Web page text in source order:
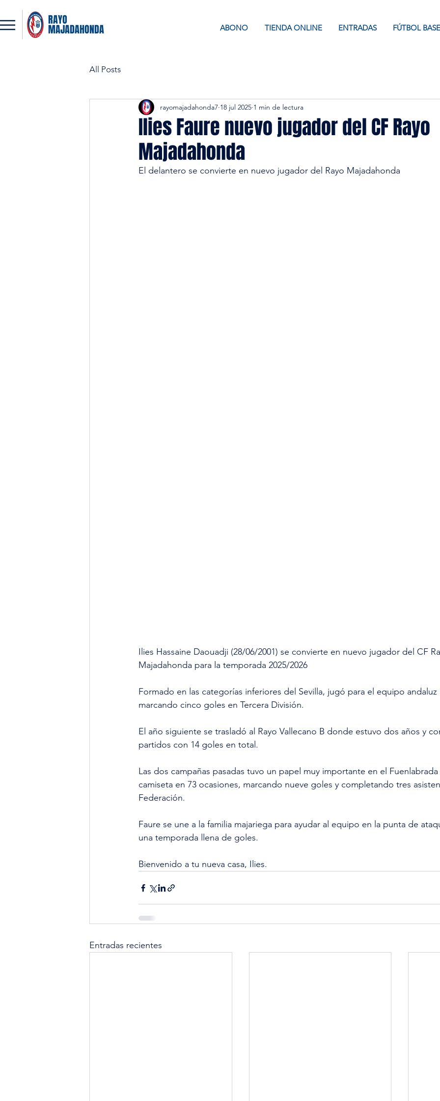
ABONO TIENDA ONLINE ENTRADAS FÚTBOL BASE
RAYO
MAJADAHONDA
All Posts
Ilies Faure nuevo jugador del CF Rayo
Majadahonda
rayomajadahonda7 18 jul 2025 1 min de lectura
El delantero se convierte en nuevo jugador del Rayo Majadahonda
Ilies Hassaine Daouadji (28/06/2001) se convierte en nuevo jugador del CF
Majadahonda para la temporada 2025/2026
Formado en las categorías inferiores del Sevilla, jugó para el equipo
marcando cinco goles en Tercera División.
El año siguiente se trasladó al Rayo Vallecano B donde estuvo dos años y
partidos con 14 goles en total.
Las dos campañas pasadas tuvo un papel muy importante en el
camiseta en 73 ocasiones, marcando nueve goles y completando tres
Federación.
Faure se une a la familia majariega para ayudar al equipo en la punta de
una temporada llena de goles.
Bienvenido a tu nueva casa, Ilies.
Entradas recientes